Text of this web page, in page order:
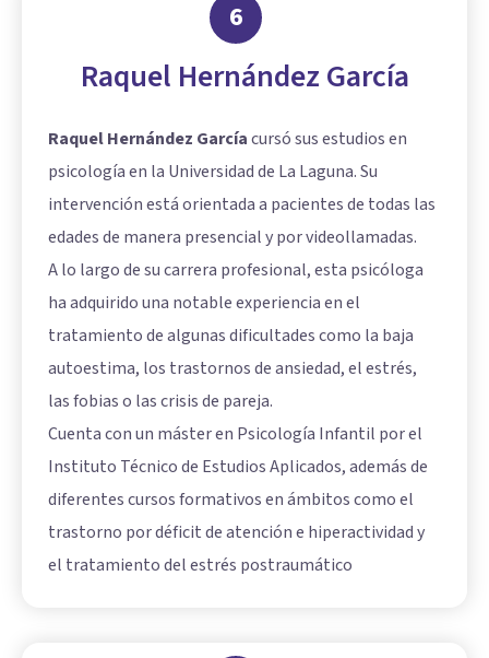
6
Raquel Hernández García
Raquel Hernández Garcíacursó sus estudios en
psicología en la Universidad de La Laguna. Su
intervención está orientada a pacientes de todas las
edades de manera presencial y por videollamadas.
A lo largo de su carrera profesional, esta psicóloga
ha adquirido una notable experiencia en el
tratamiento de algunas dificultades como la baja
autoestima, los trastornos de ansiedad, el estrés,
las fobias o las crisis de pareja.
Cuenta con un máster en Psicología Infantil por el
Instituto Técnico de Estudios Aplicados, además de
diferentes cursos formativos en ámbitos como el
trastorno por déficit de atención e hiperactividad y
el tratamiento del estrés postraumático